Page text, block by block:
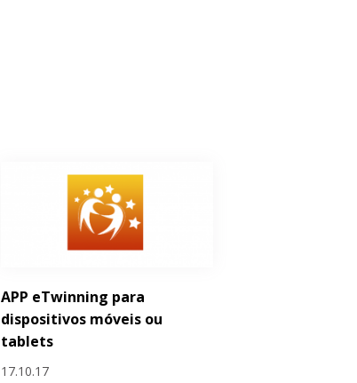
APP eTwinning para
dispositivos móveis ou
tablets
17.10.17